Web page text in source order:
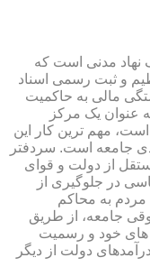
نهاد مدنی است که
و ثبت رسمی اسناد
مالی به حاکمیت
عنوان یک مرکز
مهم ترین کار این
جامعه است. سردفتر
از دولت و قوای
در جلوگیری از
به محاکم
جامعه، از طریق
های خود و رسمیت
دولت از دیگر